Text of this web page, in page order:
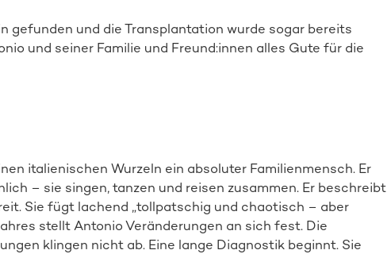
gefunden und die Transplantation wurde sogar bereits
und seiner Familie und Freund:innen alles Gute für die
italienischen Wurzeln ein absoluter Familienmensch. Er
– sie singen, tanzen und reisen zusammen. Er beschreibt
Sie fügt lachend „tollpatschig und chaotisch – aber
stellt Antonio Veränderungen an sich fest. Die
klingen nicht ab. Eine lange Diagnostik beginnt. Sie
Spender:in werden